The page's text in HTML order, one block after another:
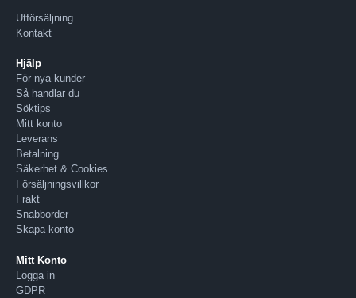
Utförsäljning
Kontakt
Hjälp
För nya kunder
Så handlar du
Söktips
Mitt konto
Leverans
Betalning
Säkerhet & Cookies
Försäljningsvillkor
Frakt
Snabborder
Skapa konto
Mitt Konto
Logga in
GDPR